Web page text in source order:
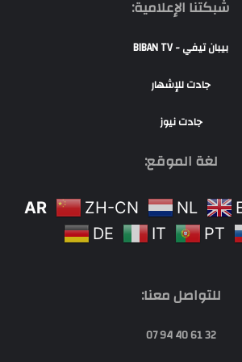
شبكتنا الإعلامية:
بيبان تيفي - BIBAN TV
جادت للإشهار
جادت نيوز
لغة الموقع:
AR ZH-CN NL
DE
IT PT
للتواصل معنا:
32 61 40 94 07